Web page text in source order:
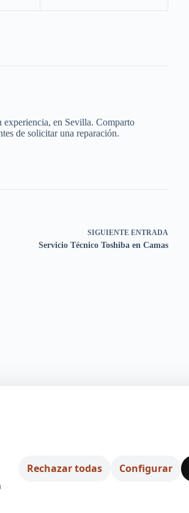
experiencia, en Sevilla. Comparto
de solicitar una reparación.
SIGUIENTE ENTRADA
Servicio Técnico Toshiba en Camas
Rechazar todas Configurar